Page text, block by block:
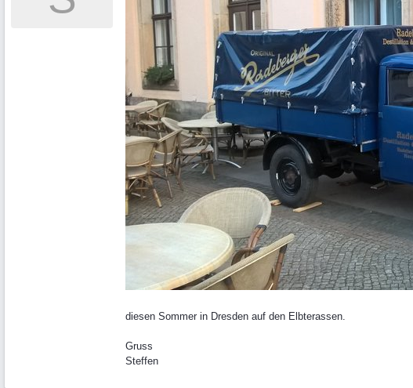
diesen Sommer in Dresden auf den Elbterassen.
Gruss
Steffen